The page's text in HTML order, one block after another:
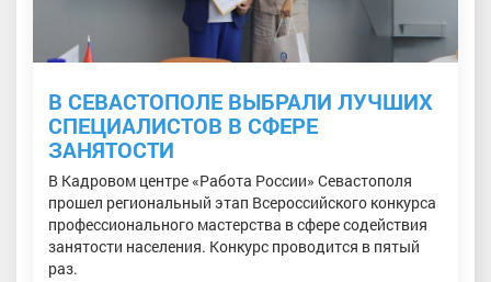
В СЕВАСТОПОЛЕ ВЫБРАЛИ ЛУЧШИХ
СПЕЦИАЛИСТОВ В СФЕРЕ
ЗАНЯТОСТИ
В Кадровом центре «Работа России» Севастополя
прошел региональный этап Всероссийского конкурса
профессионального мастерства в сфере содействия
занятости населения. Конкурс проводится в пятый
раз.